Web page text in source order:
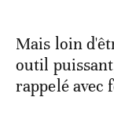
Mais loin
outil
rappelé avec